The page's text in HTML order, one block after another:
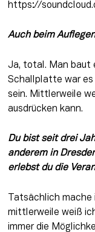
https://
Auch beim
Ja, total. Man baut
Schallplatte war es
sein. Mittlerweile
ausdrücken kann.
Du bist seit drei
anderem in
erlebst du die
Tatsächlich
mittlerweile weiß
immer die